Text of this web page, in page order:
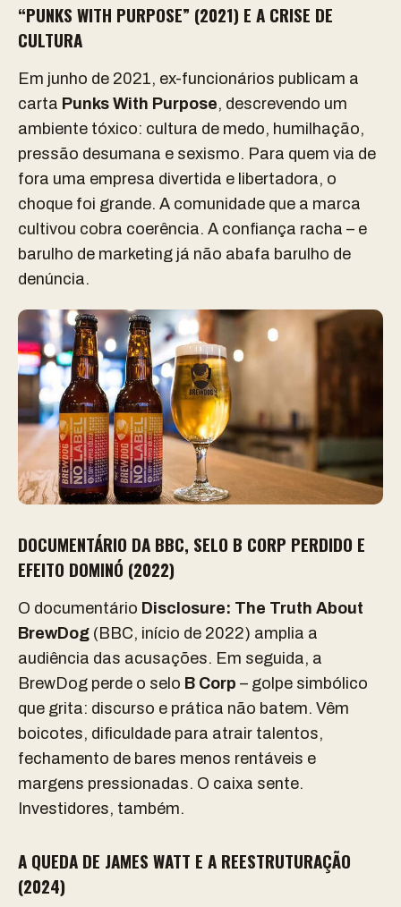
“PUNKS WITH PURPOSE” (2021) E A CRISE DE
CULTURA
Em junho de 2021, ex-funcionários publicam a
carta Punks With Purpose, descrevendo um
ambiente tóxico: cultura de medo, humilhação,
pressão desumana e sexismo. Para quem via de
fora uma empresa divertida e libertadora, o
choque foi grande. A comunidade que a marca
cultivou cobra coerência. A confiança racha – e
barulho de marketing já não abafa barulho de
denúncia.
DOCUMENTÁRIO DA BBC, SELO B CORP PERDIDO E
EFEITO DOMINÓ (2022)
O documentário Disclosure: The Truth About
BrewDog (BBC, início de 2022) amplia a
audiência das acusações. Em seguida, a
BrewDog perde o selo B Corp – golpe simbólico
que grita: discurso e prática não batem. Vêm
boicotes, dificuldade para atrair talentos,
fechamento de bares menos rentáveis e
margens pressionadas. O caixa sente.
Investidores, também.
A QUEDA DE JAMES WATT E A REESTRUTURAÇÃO
(2024)